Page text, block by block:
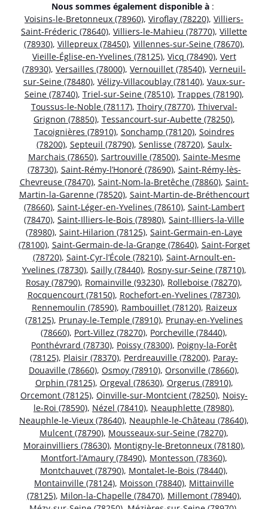
Nous sommes également disponible à :
Voisins-le-Bretonneux (78960), Viroflay (78220), Villiers-
Saint-Fréderic (78640), Villiers-le-Mahieu (78770), Villette
(78930), Villepreux (78450), Villennes-sur-Seine (78670),
Vieille-Église-en-Yvelines (78125), Vicq (78490), Vert
(78930), Versailles (78000), Vernouillet (78540), Verneuil-
sur-Seine (78480), Vélizy-Villacoublay (78140), Vaux-sur-
Seine (78740), Triel-sur-Seine (78510), Trappes (78190),
Toussus-le-Noble (78117), Thoiry (78770), Thiverval-
Grignon (78850), Tessancourt-sur-Aubette (78250),
Tacoignières (78910), Sonchamp (78120), Soindres
(78200), Septeuil (78790), Senlisse (78720), Saulx-
Marchais (78650), Sartrouville (78500), Sainte-Mesme
(78730), Saint-Rémy-l’Honoré (78690), Saint-Rémy-lès-
Chevreuse (78470), Saint-Nom-la-Bretêche (78860), Saint-
Martin-la-Garenne (78520), Saint-Martin-de-Bréthencourt
(78660), Saint-Léger-en-Yvelines (78610), Saint-Lambert
(78470), Saint-Illiers-le-Bois (78980), Saint-Illiers-la-Ville
(78980), Saint-Hilarion (78125), Saint-Germain-en-Laye
(78100), Saint-Germain-de-la-Grange (78640), Saint-Forget
(78720), Saint-Cyr-l’École (78210), Saint-Arnoult-en-
Yvelines (78730), Sailly (78440), Rosny-sur-Seine (78710),
Rosay (78790), Romainville (93230), Rolleboise (78270),
Rocquencourt (78150), Rochefort-en-Yvelines (78730),
Rennemoulin (78590), Rambouillet (78120), Raizeux
(78125), Prunay-le-Temple (78910), Prunay-en-Yvelines
(78660), Port-Villez (78270), Porcheville (78440),
Ponthévrard (78730), Poissy (78300), Poigny-la-Forêt
(78125), Plaisir (78370), Perdreauville (78200), Paray-
Douaville (78660), Osmoy (78910), Orsonville (78660),
Orphin (78125), Orgeval (78630), Orgerus (78910),
Orcemont (78125), Oinville-sur-Montcient (78250), Noisy-
le-Roi (78590), Nézel (78410), Neauphlette (78980),
Neauphle-le-Vieux (78640), Neauphle-le-Château (78640),
Mulcent (78790), Mousseaux-sur-Seine (78270),
Morainvilliers (78630), Montigny-le-Bretonneux (78180),
Montfort-l’Amaury (78490), Montesson (78360),
Montchauvet (78790), Montalet-le-Bois (78440),
Montainville (78124), Moisson (78840), Mittainville
(78125), Milon-la-Chapelle (78470), Millemont (78940),